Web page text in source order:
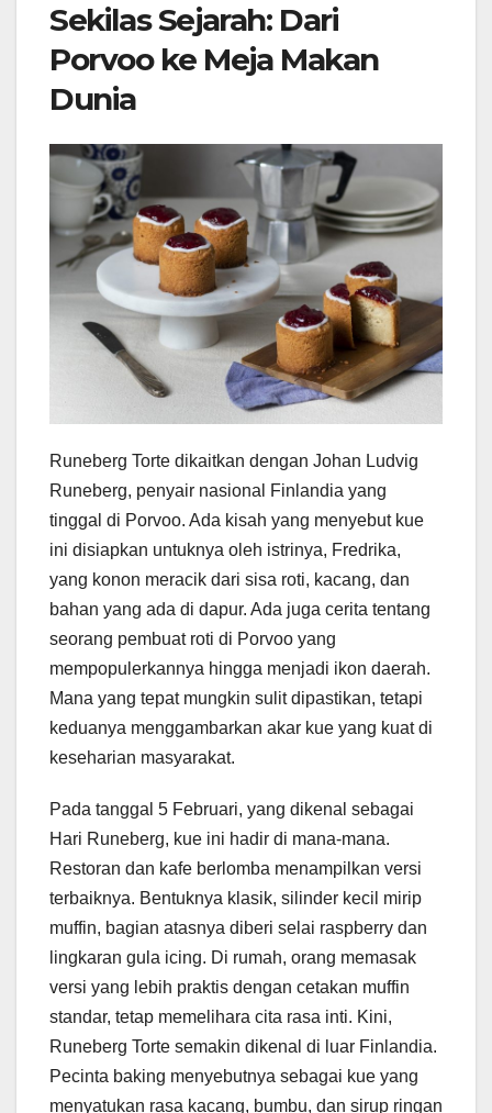
Sekilas Sejarah: Dari
Porvoo ke Meja Makan
Dunia
Runeberg Torte dikaitkan dengan Johan Ludvig
Runeberg, penyair nasional Finlandia yang
tinggal di Porvoo. Ada kisah yang menyebut kue
ini disiapkan untuknya oleh istrinya, Fredrika,
yang konon meracik dari sisa roti, kacang, dan
bahan yang ada di dapur. Ada juga cerita tentang
seorang pembuat roti di Porvoo yang
mempopulerkannya hingga menjadi ikon daerah.
Mana yang tepat mungkin sulit dipastikan, tetapi
keduanya menggambarkan akar kue yang kuat di
keseharian masyarakat.
Pada tanggal 5 Februari, yang dikenal sebagai
Hari Runeberg, kue ini hadir di mana-mana.
Restoran dan kafe berlomba menampilkan versi
terbaiknya. Bentuknya klasik, silinder kecil mirip
muffin, bagian atasnya diberi selai raspberry dan
lingkaran gula icing. Di rumah, orang memasak
versi yang lebih praktis dengan cetakan muffin
standar, tetap memelihara cita rasa inti. Kini,
Runeberg Torte semakin dikenal di luar Finlandia.
Pecinta baking menyebutnya sebagai kue yang
menyatukan rasa kacang, bumbu, dan sirup ringan